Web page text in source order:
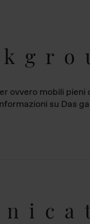
ovvero mobili
su Das